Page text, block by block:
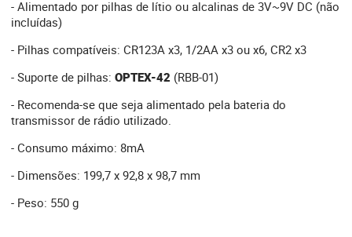
- Alimentado por pilhas de lítio ou alcalinas de 3V~9V DC (não
incluídas)
- Pilhas compatíveis: CR123A x3, 1/2AA x3 ou x6, CR2 x3
- Suporte de pilhas: OPTEX-42 (RBB-01)
- Recomenda-se que seja alimentado pela bateria do
transmissor de rádio utilizado.
- Consumo máximo: 8mA
- Dimensões: 199,7 x 92,8 x 98,7 mm
- Peso: 550 g